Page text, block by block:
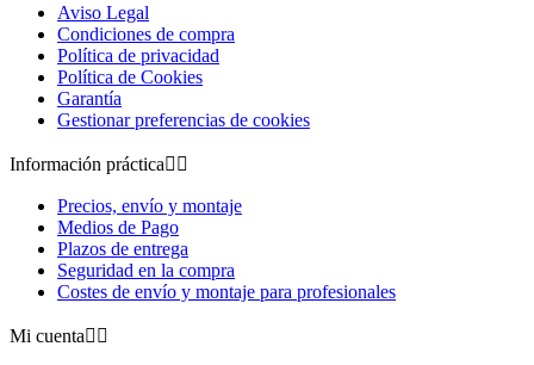
Aviso Legal
Condiciones de compra
Política de privacidad
Política de Cookies
Garantía
Gestionar preferencias de cookies
Información práctica 
Precios, envío y montaje
Medios de Pago
Plazos de entrega
Seguridad en la compra
Costes de envío y montaje para profesionales
Mi cuenta 